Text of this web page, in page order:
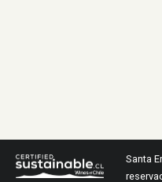
Santa